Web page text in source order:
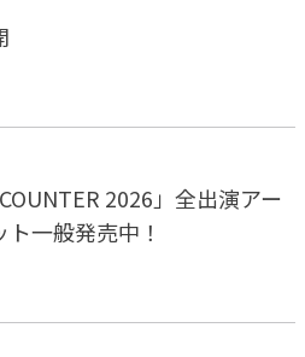
2026」全出演アー
一般発売中！